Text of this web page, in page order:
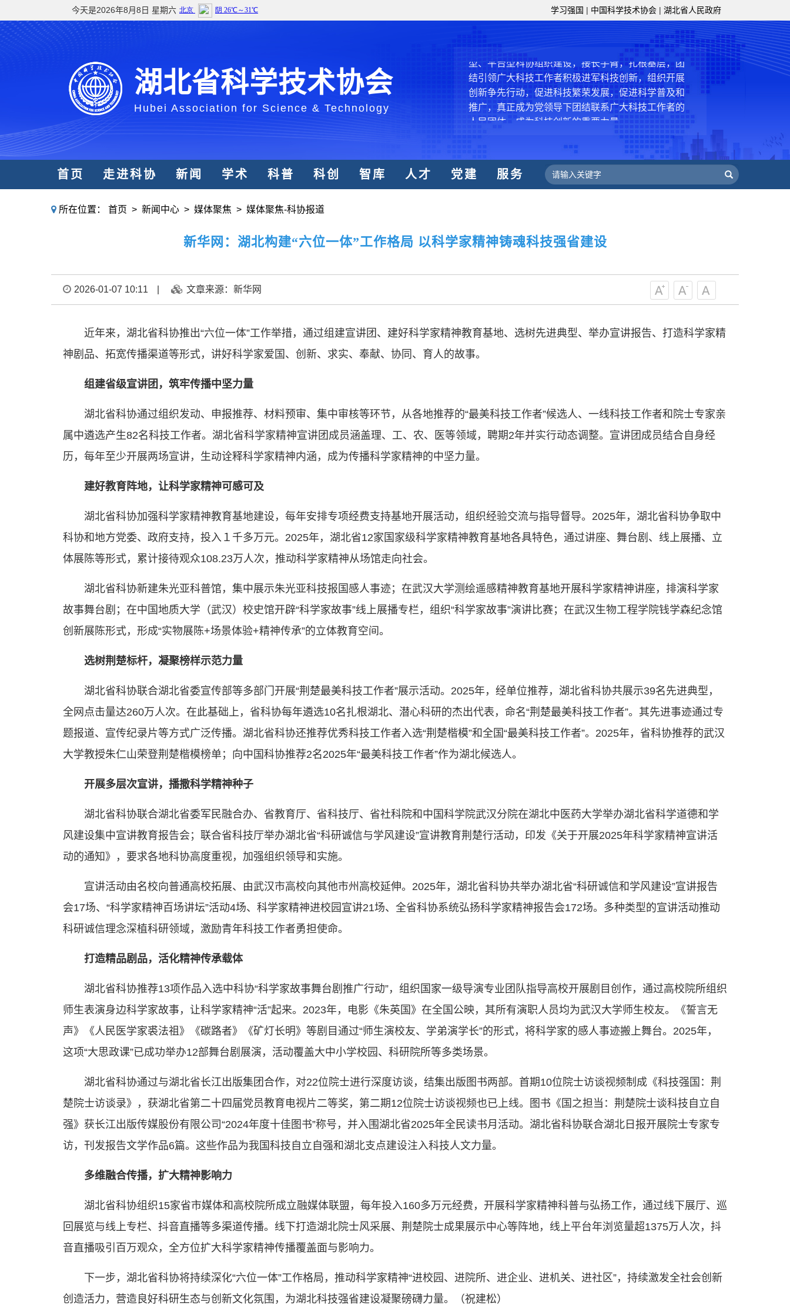
学习强国 | 中国科学技术协会 | 湖北省人民政府
今天是2026年8月8日 星期六
湖北省科学技术协会
Hubei Association for Science & Technology
中国科协各级组织要坚持为科技工作者服务、为
创新驱动发展服务、为提高全民科学素质服务、为党
和政府科学决策服务的职责定位,推动开放型、枢纽
型、平台型科协组织建设，接长手臂，扎根基层，团
结引领广大科技工作者积极进军科技创新，组织开展
创新争先行动，促进科技繁荣发展，促进科学普及和
推广，真正成为党领导下团结联系广大科技工作者的
人民团体，成为科技创新的重要力量。
——习近平 2016.5.30
中国科协要肩负起党和政府联系科技工作者桥梁
和纽带的职责，坚持为科技工作者服务、为创新驱动
发展服务、为提高全民科学素质服务、为党和政府科
世界、面向未来，增进对国际科技界的开放、信任、
合作，为全面建设社会主义现代化国家、推动构建人
中国科协各级组织要坚持为科技工作者服务、为
型、平台型科协组织建设，接长手臂，扎根基层，团
结引领广大科技工作者积极进军科技创新，组织开展
——习近平 2016.5.30
中国科协要肩负起党和政府联系科技工作者桥梁
和纽带的职责，坚持为科技工作者服务、为创新驱动
世界、面向未来，增进对国际科技界的开放、信任、
类命运共同体作出更大贡献。 ——习近平 2021.5.28
首页 走进科协 新闻 学术 科普 科创 智库 人才 党建 服务
所在位置： 首页 > 新闻中心 > 媒体聚焦 > 媒体聚焦-科协报道
新华网：湖北构建“六位一体”工作格局 以科学家精神铸魂科技强省建设
2026-01-07 10:11 文章来源：新华网
近年来，湖北省科协推出“六位一体”工作举措，通过组建宣讲团、建好科学家精神教育基地、选树先进典型、举办宣讲报告、打造科学家精
神剧品、拓宽传播渠道等形式，讲好科学家爱国、创新、求实、奉献、协同、育人的故事。
组建省级宣讲团，筑牢传播中坚力量
湖北省科协通过组织发动、申报推荐、材料预审、集中审核等环节，从各地推荐的“最美科技工作者”候选人、一线科技工作者和院士专家亲
属中遴选产生82名科技工作者。湖北省科学家精神宣讲团成员涵盖理、工、农、医等领域，聘期2年并实行动态调整。宣讲团成员结合自身经
历，每年至少开展两场宣讲，生动诠释科学家精神内涵，成为传播科学家精神的中坚力量。
建好教育阵地，让科学家精神可感可及
湖北省科协加强科学家精神教育基地建设，每年安排专项经费支持基地开展活动，组织经验交流与指导督导。2025年，湖北省科协争取中
科协和地方党委、政府支持，投入１千多万元。2025年，湖北省12家国家级科学家精神教育基地各具特色，通过讲座、舞台剧、线上展播、立
体展陈等形式，累计接待观众108.23万人次，推动科学家精神从场馆走向社会。
湖北省科协新建朱光亚科普馆，集中展示朱光亚科技报国感人事迹；在武汉大学测绘遥感精神教育基地开展科学家精神讲座，排演科学家
故事舞台剧；在中国地质大学（武汉）校史馆开辟“科学家故事”线上展播专栏，组织“科学家故事”演讲比赛；在武汉生物工程学院钱学森纪念馆
创新展陈形式，形成“实物展陈+场景体验+精神传承”的立体教育空间。
选树荆楚标杆，凝聚榜样示范力量
湖北省科协联合湖北省委宣传部等多部门开展“荆楚最美科技工作者”展示活动。2025年，经单位推荐，湖北省科协共展示39名先进典型，
全网点击量达260万人次。在此基础上，省科协每年遴选10名扎根湖北、潜心科研的杰出代表，命名“荆楚最美科技工作者”。其先进事迹通过专
题报道、宣传纪录片等方式广泛传播。湖北省科协还推荐优秀科技工作者入选“荆楚楷模”和全国“最美科技工作者”。2025年，省科协推荐的武汉
大学教授朱仁山荣登荆楚楷模榜单；向中国科协推荐2名2025年“最美科技工作者”作为湖北候选人。
开展多层次宣讲，播撒科学精神种子
湖北省科协联合湖北省委军民融合办、省教育厅、省科技厅、省社科院和中国科学院武汉分院在湖北中医药大学举办湖北省科学道德和学
风建设集中宣讲教育报告会；联合省科技厅举办湖北省“科研诚信与学风建设”宣讲教育荆楚行活动，印发《关于开展2025年科学家精神宣讲活
动的通知》，要求各地科协高度重视，加强组织领导和实施。
宣讲活动由名校向普通高校拓展、由武汉市高校向其他市州高校延伸。2025年，湖北省科协共举办湖北省“科研诚信和学风建设”宣讲报告
会17场、“科学家精神百场讲坛”活动4场、科学家精神进校园宣讲21场、全省科协系统弘扬科学家精神报告会172场。多种类型的宣讲活动推动
科研诚信理念深植科研领域，激励青年科技工作者勇担使命。
打造精品剧品，活化精神传承载体
湖北省科协推荐13项作品入选中科协“科学家故事舞台剧推广行动”，组织国家一级导演专业团队指导高校开展剧目创作，通过高校院所组织
师生表演身边科学家故事，让科学家精神“活”起来。2023年，电影《朱英国》在全国公映，其所有演职人员均为武汉大学师生校友。《誓言无
声》《人民医学家裘法祖》《碳路者》《矿灯长明》等剧目通过“师生演校友、学弟演学长”的形式，将科学家的感人事迹搬上舞台。2025年，
这项“大思政课”已成功举办12部舞台剧展演，活动覆盖大中小学校园、科研院所等多类场景。
湖北省科协通过与湖北省长江出版集团合作，对22位院士进行深度访谈，结集出版图书两部。首期10位院士访谈视频制成《科技强国：荆
楚院士访谈录》，获湖北省第二十四届党员教育电视片二等奖，第二期12位院士访谈视频也已上线。图书《国之担当：荆楚院士谈科技自立自
强》获长江出版传媒股份有限公司“2024年度十佳图书”称号，并入围湖北省2025年全民读书月活动。湖北省科协联合湖北日报开展院士专家专
访，刊发报告文学作品6篇。这些作品为我国科技自立自强和湖北支点建设注入科技人文力量。
多维融合传播，扩大精神影响力
湖北省科协组织15家省市媒体和高校院所成立融媒体联盟，每年投入160多万元经费，开展科学家精神科普与弘扬工作，通过线下展厅、巡
回展览与线上专栏、抖音直播等多渠道传播。线下打造湖北院士风采展、荆楚院士成果展示中心等阵地，线上平台年浏览量超1375万人次，抖
音直播吸引百万观众，全方位扩大科学家精神传播覆盖面与影响力。
下一步，湖北省科协将持续深化“六位一体”工作格局，推动科学家精神“进校园、进院所、进企业、进机关、进社区”，持续激发全社会创新
创造活力，营造良好科研生态与创新文化氛围，为湖北科技强省建设凝聚磅礴力量。（祝建松）